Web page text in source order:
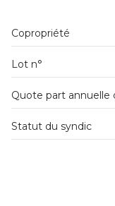
Copropriété
Lot n°
Quote part annuelle
Statut du syndic